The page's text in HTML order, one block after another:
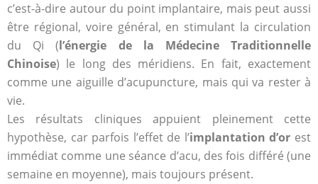
c’est-à-dire autour du point implantaire, mais peut aussi
être régional, voire général, en stimulant la circulation
du Qi (l’énergie de la Médecine Traditionnelle
Chinoise) le long des méridiens. En fait, exactement
comme une aiguille d’acupuncture, mais qui va rester à
vie.
Les résultats cliniques appuient pleinement cette
hypothèse, car parfois l’effet de l’implantation d’or est
immédiat comme une séance d’acu, des fois différé (une
semaine en moyenne), mais toujours présent.